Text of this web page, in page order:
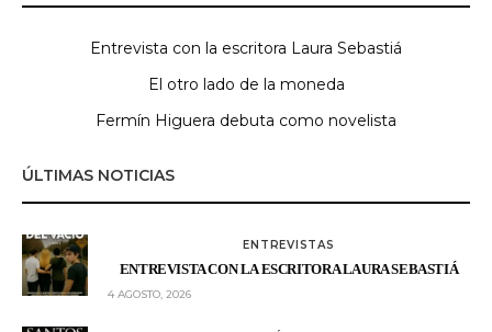
Entrevista con la escritora Laura Sebastiá
El otro lado de la moneda
Fermín Higuera debuta como novelista
ÚLTIMAS NOTICIAS
ENTREVISTAS
ENTREVISTA CON LA ESCRITORA LAURA SEBASTIÁ
4 AGOSTO, 2026